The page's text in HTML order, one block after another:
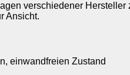
verschiedener
Ansicht.
einwandfreien Zustand